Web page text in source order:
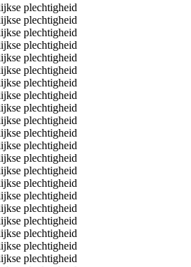
plechtigheid
plechtigheid
plechtigheid
plechtigheid
plechtigheid
plechtigheid
plechtigheid
plechtigheid
plechtigheid
plechtigheid
plechtigheid
plechtigheid
plechtigheid
plechtigheid
plechtigheid
plechtigheid
plechtigheid
plechtigheid
plechtigheid
plechtigheid
plechtigheid